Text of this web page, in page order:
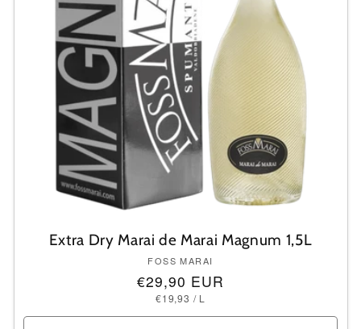
Extra Dry Marai de Marai Magnum 1,5L
Anbieter:
FOSS MARAI
Normaler
Preis
€29,90 EUR
GRUNDPREIS
€19,93 / PRO
L